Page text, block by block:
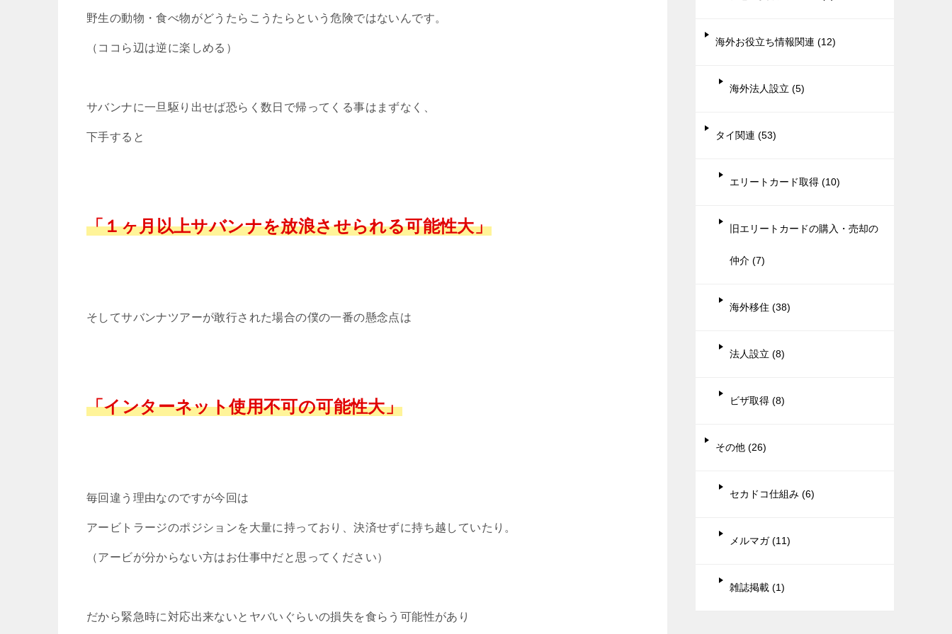
野生の動物・食べ物がどうたらこうたらという危険ではないんです。
（ココら辺は逆に楽しめる）
サバンナに一旦駆り出せば恐らく数日で帰ってくる事はまずなく、
下手すると
「１ヶ月以上サバンナを放浪させられる可能性大」
そしてサバンナツアーが敢行された場合の僕の一番の懸念点は
「インターネット使用不可の可能性大」
毎回違う理由なのですが今回は
アービトラージのポジションを大量に持っており、決済せずに持ち越していたり。
（アービが分からない方はお仕事中だと思ってください）
だから緊急時に対応出来ないとヤバいぐらいの損失を食らう可能性があり
海外お役立ち情報関連 (12)
海外法人設立 (5)
タイ関連 (53)
エリートカード取得 (10)
旧エリートカードの購入・売却の
仲介 (7)
海外移住 (38)
法人設立 (8)
ビザ取得 (8)
その他 (26)
セカドコ仕組み (6)
メルマガ (11)
雑誌掲載 (1)